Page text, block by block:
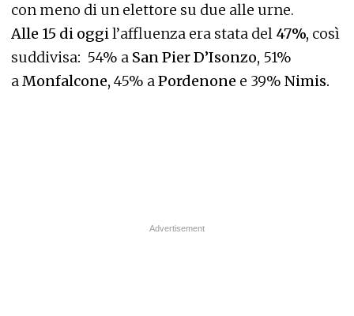
con meno di un elettore su due alle urne.
Alle 15 di oggil’affluenza era stata del 47%, così
suddivisa: 54% a San Pier D’Isonzo, 51%
aMonfalcone, 45% aPordenone e 39% Nimis.